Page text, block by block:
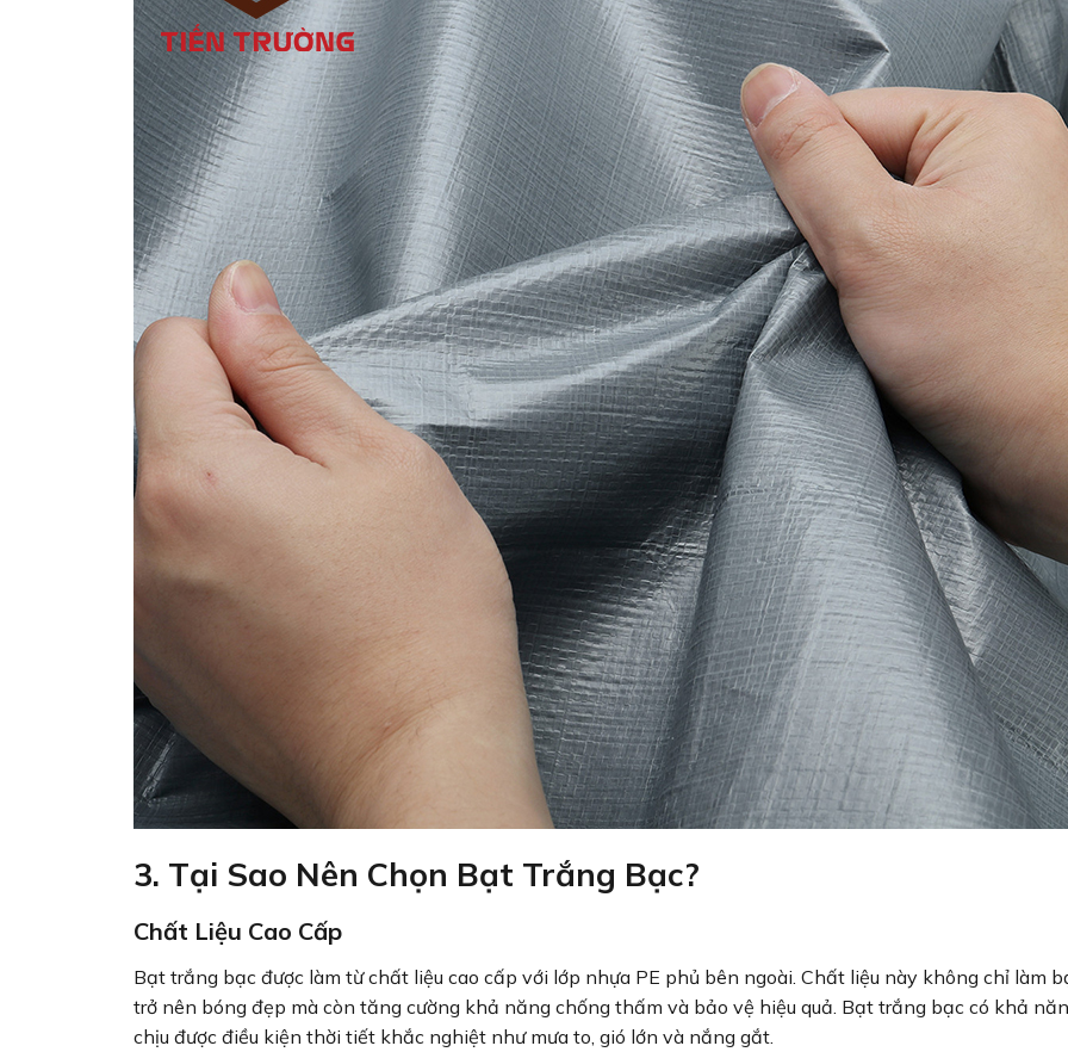
3. Tại Sao Nên Chọn Bạt Trắng Bạc?
Chất Liệu Cao Cấp
Bạt trắng bạc được làm từ chất liệu cao cấp với lớp nhựa PE phủ bên ngoài. Chất liệu này không chỉ làm
trở nên bóng đẹp mà còn tăng cường khả năng chống thấm và bảo vệ hiệu quả. Bạt trắng bạc có khả
chịu được điều kiện thời tiết khắc nghiệt như mưa to, gió lớn và nắng gắt.